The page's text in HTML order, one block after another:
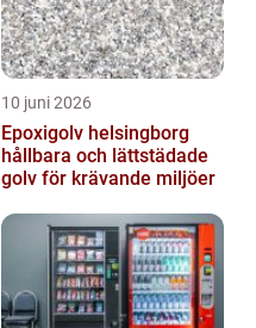
10 juni 2026
Epoxigolv helsingborg
hållbara och lättstädade
golv för krävande miljöer